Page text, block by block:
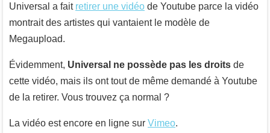
Universal a fait retirer une vidéo de Youtube parce la vidéo
montrait des artistes qui vantaient le modèle de
Megaupload.
Évidemment, Universal ne possède pas les droits de
cette vidéo, mais ils ont tout de même demandé à Youtube
de la retirer. Vous trouvez ça normal ?
La vidéo est encore en ligne sur Vimeo.